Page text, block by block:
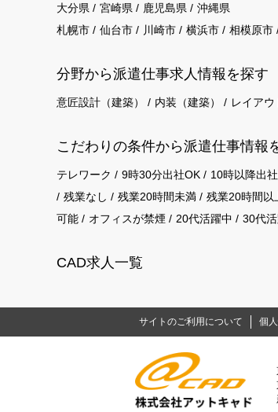
大分県
宮崎県 鹿児島県
沖縄県
札幌市
仙台市 川崎市 横浜市 相模原市
分野から派遣仕事求⼈情報を探す
意匠設計（建築） 内装（建築） レイアウ
こだわりの条件から派遣仕事情報
テレワーク 9時30分出社OK 10時以降出
残業なし
残業20時間未満 残業20時間以
可能
オフィスが禁煙 20代活躍中 30代
CAD求人一覧
サイトのご利用について 個